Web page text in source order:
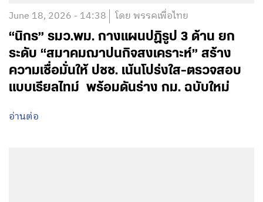
June 18, 2026 - 14:38 โดย พรรคเพื่อไทย
“นิกร” รมว.พม. กางแผนปฏิรูป 3 ด้าน ยก
ระดับ “สมาคมฌาปนกิจสงเคราะห์” สร้าง
ความเชื่อมั่นให้ ปชช. เน้นโปร่งใส-ตรวจสอบ
แบบเรียลไทม์ พร้อมดันร่าง กม. ฉบับใหม่
อ่านต่อ